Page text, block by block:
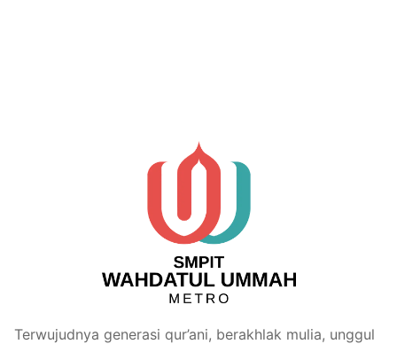
Terwujudnya generasi qur’ani, berakhlak mulia, unggul